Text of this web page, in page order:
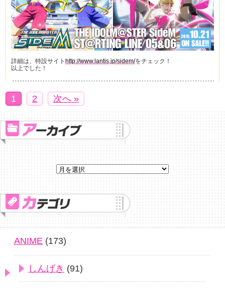
詳細は、特設サイト http://www.lantis.jp/sidem/をチェック！
以上でした！
1 2 次へ »
ANIME (173)
しんげき (91)